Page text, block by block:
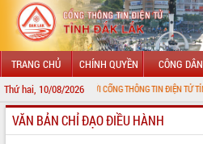
TRANG CHỦ CHÍNH QUYỀN CÔNG DÂN
Thứ hai, 10/08/2026
MỪNG ĐẾN VỚI CỔNG THÔNG TIN ĐIỆN TỬ TỈNH ĐẮK LẮK
GIỚI THIỆU
VĂN BẢN CHỈ ĐẠO ĐIỀU HÀNH